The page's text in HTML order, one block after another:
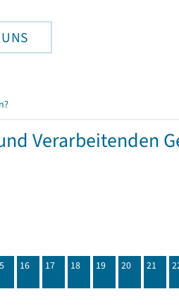
Verarbeitenden
16 17 18 19 20 21